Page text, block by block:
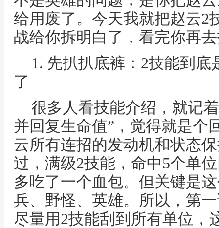
给用废了。今天我就把赵云2
战给你拆明白了，看完你再
1. 先扒扒底裤：2技能到
了
很多人看技能介绍，就记
并回复生命值”，觉得就是个
云所有连招的发动机和状态
过，满级2技能，命中5个单
多吃了一个血包。但关键是
兵、野怪、英雄。所以，第
尽量用2技能刮到所有单位，